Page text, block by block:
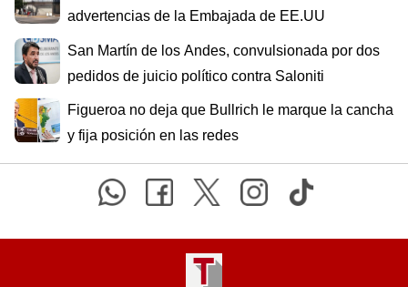
advertencias de la Embajada de EE.UU
San Martín de los Andes, convulsionada por dos
pedidos de juicio político contra Saloniti
Figueroa no deja que Bullrich le marque la cancha
y fija posición en las redes